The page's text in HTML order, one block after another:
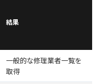
結果
一般的な修理業者一覧を
取得